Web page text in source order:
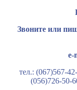
Звоните или
e-
тел.: (067)567-
(056)726-50-